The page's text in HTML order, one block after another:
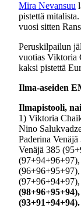
Mira Nevansuu
pistettä
vuosi sitten
Peruskilpailun
vuotias Viktoria
kaksi pistettä
Ilma-aseiden
Ilmapistooli,
1) Viktoria
Nino
Paderina
Venäjä 385
(96+96+95+97),
(97+96+94+97),
(93+91+94+94).